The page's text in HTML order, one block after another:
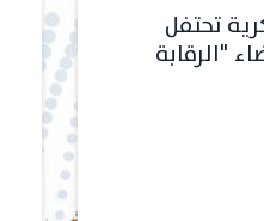
تحتفل
"الرقابة